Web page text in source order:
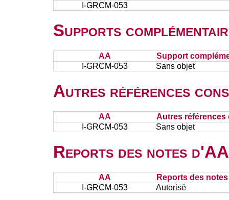
I-GRCM-053
Supports
AA
Support
I-GRCM-053
Sans objet
Autres références
AA
Autres références
I-GRCM-053
Sans objet
Reports des notes
AA
Reports des
I-GRCM-053
Autorisé